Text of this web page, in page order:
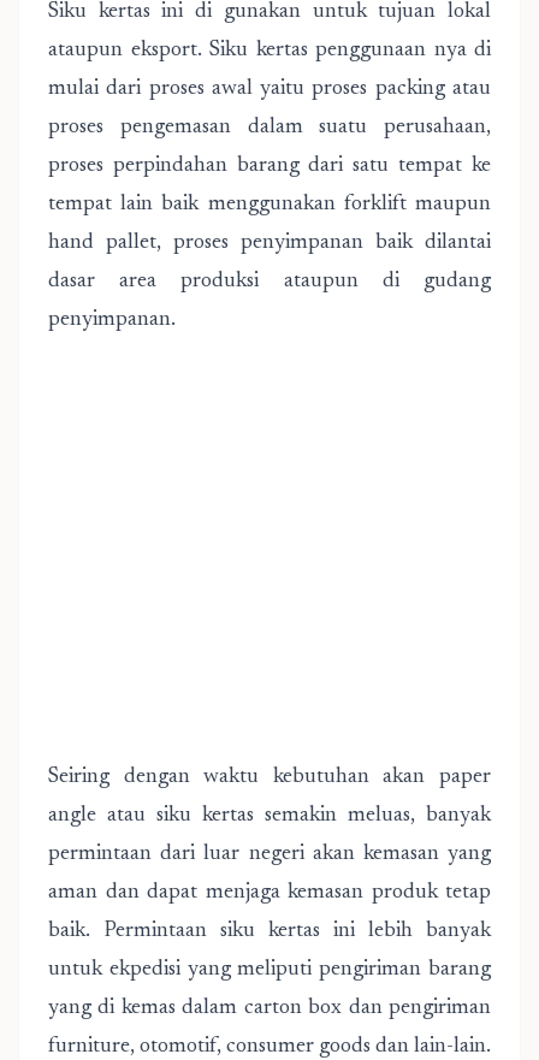
Siku kertas ini di gunakan untuk tujuan lokal
ataupun eksport. Siku kertas penggunaan nya di
mulai dari proses awal yaitu proses packing atau
proses pengemasan dalam suatu perusahaan,
proses perpindahan barang dari satu tempat ke
tempat lain baik menggunakan forklift maupun
hand pallet, proses penyimpanan baik dilantai
dasar area produksi ataupun di gudang
penyimpanan.
Seiring dengan waktu kebutuhan akan paper
angle atau siku kertas semakin meluas, banyak
permintaan dari luar negeri akan kemasan yang
aman dan dapat menjaga kemasan produk tetap
baik. Permintaan siku kertas ini lebih banyak
untuk ekpedisi yang meliputi pengiriman barang
yang di kemas dalam carton box dan pengiriman
furniture, otomotif, consumer goods dan lain-lain.